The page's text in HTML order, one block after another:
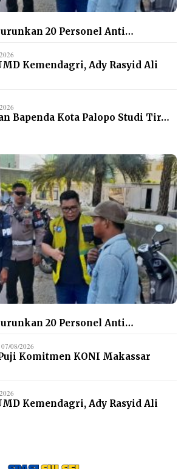
20 Personel Anti…
Kemendagri, Ady Rasyid Ali
Bapenda Kota Palopo Studi Tir…
20 Personel Anti…
07/08/2026
Komitmen KONI Makassar
Kemendagri, Ady Rasyid Ali